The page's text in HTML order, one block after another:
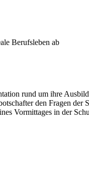
Berufsleben ab
rund um ihre
den Fragen der
Vormittages in der